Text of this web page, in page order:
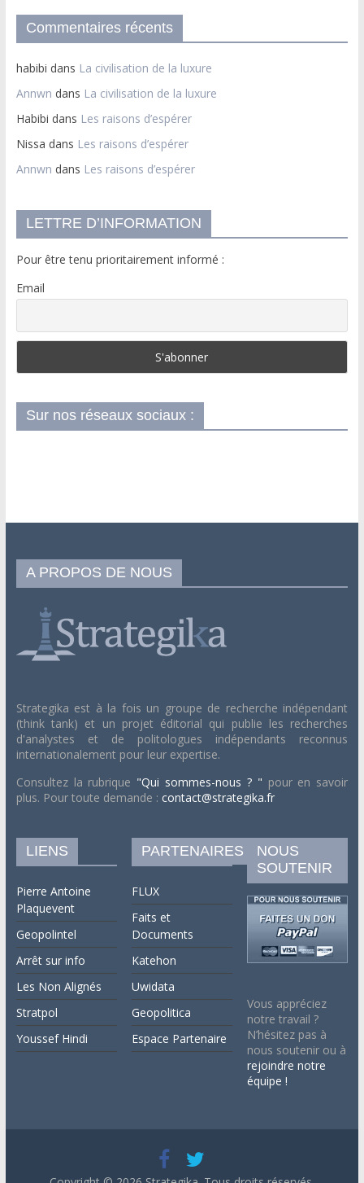
Commentaires récents
habibi dans La civilisation de la luxure
Annwn dans La civilisation de la luxure
Habibi dans Les raisons d’espérer
Nissa dans Les raisons d’espérer
Annwn dans Les raisons d’espérer
LETTRE D’INFORMATION
Pour être tenu prioritairement informé :
Email
Sur nos réseaux sociaux :
A PROPOS DE NOUS
Strategika est à la fois un groupe de recherche indépendant
(think tank) et un projet éditorial qui publie les recherches
d'analystes et de politologues indépendants reconnus
internationalement pour leur expertise.
Consultez la rubrique "Qui sommes-nous ? " pour en savoir
plus. Pour toute demande : contact@strategika.fr
LIENS
Pierre Antoine
Plaquevent
Geopolintel
Arrêt sur info
Les Non Alignés
Stratpol
Youssef Hindi
PARTENAIRES
FLUX
Faits et
Documents
Katehon
Uwidata
Geopolitica
Espace Partenaire
NOUS
SOUTENIR
Vous appréciez
notre travail ?
N’hésitez pas à
nous soutenir ou à
rejoindre notre
équipe !